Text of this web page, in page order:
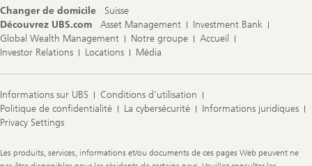
Changer de domicile
Suisse
Découvrez UBS.com
Asset Management
Investment Bank
Global Wealth Management
Notre groupe
Accueil
Investor Relations
Locations Média
Informations sur UBS
Conditions d'utilisation
Politique de confidentialité
La cybersécurité
Informations juridiques
Privacy Settings
Legal
Information
Les produits, services, informations et/ou documents de ces pages Web peuvent ne